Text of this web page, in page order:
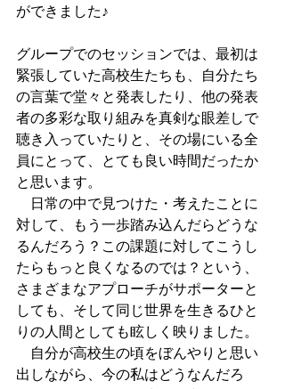
ができました♪
グループでのセッションでは、最初は
緊張していた高校生たちも、自分たち
の言葉で堂々と発表したり、他の発表
者の多彩な取り組みを真剣な眼差しで
聴き入っていたりと、その場にいる全
員にとって、とても良い時間だったか
と思います。
日常の中で見つけた・考えたことに
対して、もう一歩踏み込んだらどうな
るんだろう？この課題に対してこうし
たらもっと良くなるのでは？という、
さまざまなアプローチがサポーターと
しても、そして同じ世界を生きるひと
りの人間としても眩しく映りました。
自分が高校生の頃をぼんやりと思い
出しながら、今の私はどうなんだろ